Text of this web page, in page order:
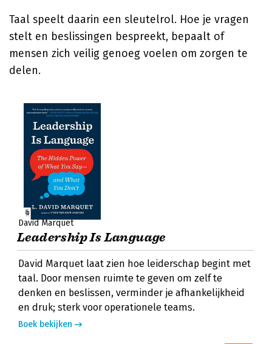
Taal speelt daarin een sleutelrol. Hoe je vragen
stelt en beslissingen bespreekt, bepaalt of
mensen zich veilig genoeg voelen om zorgen te
delen.
David Marquet
Leadership Is Language
David Marquet laat zien hoe leiderschap begint met
taal. Door mensen ruimte te geven om zelf te
denken en beslissen, verminder je afhankelijkheid
en druk; sterk voor operationele teams.
Boek bekijken